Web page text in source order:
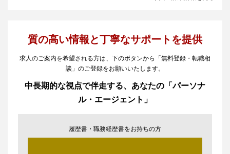
質の高い情報と丁寧なサポートを提供
求人のご案内を希望される方は、下のボタンから「無料登録・転職相
談」のご登録をお願いいたします。
中長期的な視点で伴走する、あなたの「パーソナ
ル・エージェント」
履歴書・職務経歴書をお持ちの方